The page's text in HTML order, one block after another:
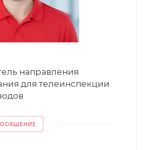
направления
для телеинспекции